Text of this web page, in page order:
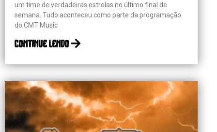
um time de verdadeiras estrelas no último final de
semana. Tudo aconteceu como parte da programação
do CMT Music
continue lendo